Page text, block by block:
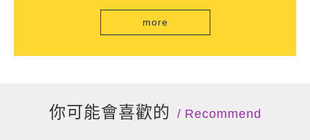
more
你可能會喜歡的 Recommend